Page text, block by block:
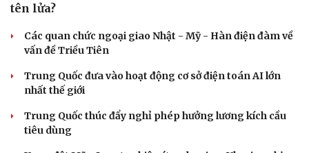
tên lửa?
Các quan chức ngoại giao Nhật - Mỹ - Hàn điện đàm về
vấn đề Triều Tiên
Trung Quốc đưa vào hoạt động cơ sở điện toán AI lớn
nhất thế giới
Trung Quốc thúc đẩy nghỉ phép hưởng lương kích cầu
tiêu dùng